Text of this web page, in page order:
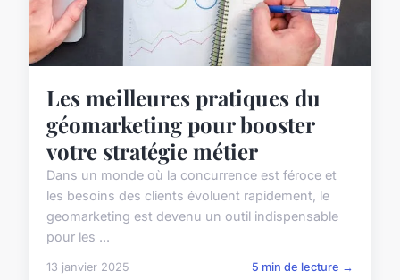
Les meilleures pratiques du
géomarketing pour booster
votre stratégie métier
Dans un monde où la concurrence est féroce et
les besoins des clients évoluent rapidement, le
geomarketing est devenu un outil indispensable
pour les ...
13 janvier 2025 5 min de lecture →